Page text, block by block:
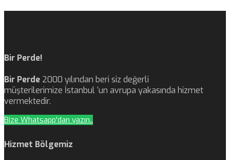
Bir Perde!
Bir Perde 2000 yılından beri siz değerli
müşterilerimize İstanbul ‘un avrupa yakasında hizmet
vermektedir.
Bize Whatsapp'dan yazın..
Hizmet Bölgemiz